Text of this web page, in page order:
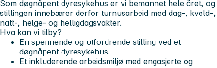
Som døgnåpent dyresykehus er vi bemannet hele året, og
stillingen innebærer derfor turnusarbeid med dag-, kveld-,
natt-, helge- og helligdagsvakter.
Hva kan vi tilby?
En spennende og utfordrende stilling ved et
døgnåpent dyresykehus.
Et inkluderende arbeidsmiljø med engasjerte og